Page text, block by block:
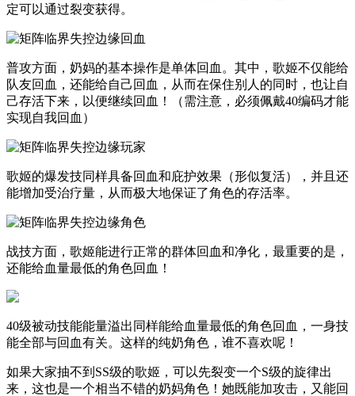
定可以通过裂变获得。
普攻方面，奶妈的基本操作是单体回血。其中，歌姬不仅能给
队友回血，还能给自己回血，从而在保住别人的同时，也让自
己存活下来，以便继续回血！（需注意，必须佩戴40编码才能
实现自我回血）
歌姬的爆发技同样具备回血和庇护效果（形似复活），并且还
能增加受治疗量，从而极大地保证了角色的存活率。
战技方面，歌姬能进行正常的群体回血和净化，最重要的是，
还能给血量最低的角色回血！
40级被动技能能量溢出同样能给血量最低的角色回血，一身技
能全部与回血有关。这样的纯奶角色，谁不喜欢呢！
如果大家抽不到SS级的歌姬，可以先裂变一个S级的旋律出
来，这也是一个相当不错的奶妈角色！她既能加攻击，又能回